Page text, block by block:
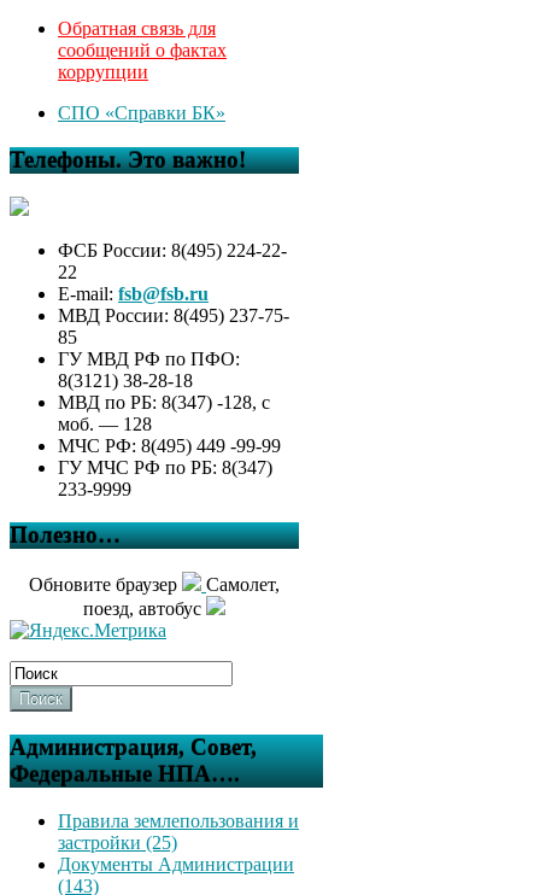
Обратная связь для
сообщений о фактах
коррупции
СПО «Справки БК»
Телефоны. Это важно!
ФСБ России: 8(495) 224-22-
22
E-mail: fsb@fsb.ru
МВД России: 8(495) 237-75-
85
ГУ МВД РФ по ПФО:
8(3121) 38-28-18
МВД по РБ: 8(347) -128, с
моб. — 128
МЧС РФ: 8(495) 449 -99-99
ГУ МЧС РФ по РБ: 8(347)
233-9999
Полезно…
Обновите браузер
Самолет,
поезд, автобус
Поиск
Администрация, Совет,
Федеральные НПА….
Правила землепользования и
застройки (25)
Документы Администрации
(143)